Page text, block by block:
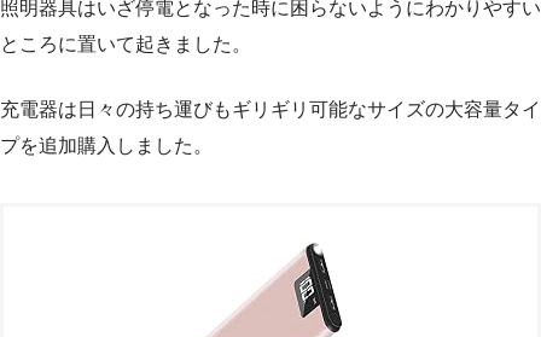
照明器具はいざ停電となった時に困らないようにわかりやすい
ところに置いて起きました。
充電器は日々の持ち運びもギリギリ可能なサイズの大容量タイ
プを追加購入しました。